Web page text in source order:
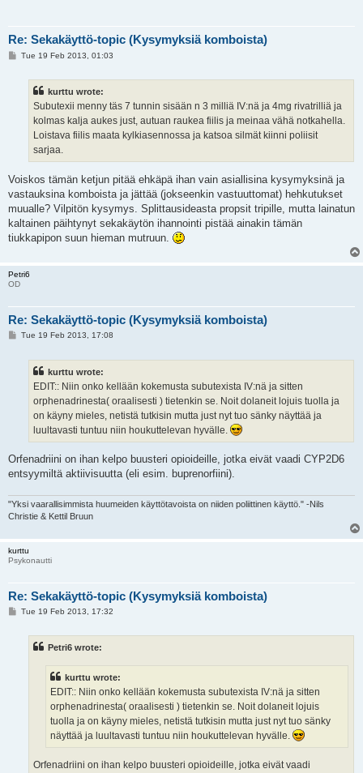
Re: Sekakäyttö-topic (Kysymyksiä komboista)
PTue 19 Feb 2013, 01:03
kurttu wrote:
Subutexii menny täs 7 tunnin sisään n 3 milliä IV:nä ja 4mg rivatrilliä ja
kolmas kalja aukes just, autuan raukea fiilis ja meinaa vähä notkahella.
Loistava fiilis maata kylkiasennossa ja katsoa silmät kiinni poliisit
sarjaa.
Voiskos tämän ketjun pitää ehkäpä ihan vain asiallisina kysymyksinä ja
vastauksina komboista ja jättää (jokseenkin vastuuttomat) hehkutukset
muualle? Vilpitön kysymys. Splittausideasta propsit tripille, mutta lainatun
kaltainen päihtynyt sekakäytön ihannointi pistää ainakin tämän
tiukkapipon suun hieman mutruun.
Petri6
OD
Re: Sekakäyttö-topic (Kysymyksiä komboista)
PTue 19 Feb 2013, 17:08
kurttu wrote:
EDIT:: Niin onko kellään kokemusta subutexista IV:nä ja sitten
orphenadrinesta( oraalisesti ) tietenkin se. Noit dolaneit lojuis tuolla ja
on käyny mieles, netistä tutkisin mutta just nyt tuo sänky näyttää ja
luultavasti tuntuu niin houkuttelevan hyvälle.
Orfenadriini on ihan kelpo buusteri opioideille, jotka eivät vaadi CYP2D6
entsyymiltä aktiivisuutta (eli esim. buprenorfiini).
"Yksi vaarallisimmista huumeiden käyttötavoista on niiden poliittinen käyttö." -Nils
Christie & Kettil Bruun
kurttu
Psykonautti
Re: Sekakäyttö-topic (Kysymyksiä komboista)
PTue 19 Feb 2013, 17:32
Petri6 wrote:
kurttu wrote:
EDIT:: Niin onko kellään kokemusta subutexista IV:nä ja sitten
orphenadrinesta( oraalisesti ) tietenkin se. Noit dolaneit lojuis
tuolla ja on käyny mieles, netistä tutkisin mutta just nyt tuo sänky
näyttää ja luultavasti tuntuu niin houkuttelevan hyvälle.
Orfenadriini on ihan kelpo buusteri opioideille, jotka eivät vaadi